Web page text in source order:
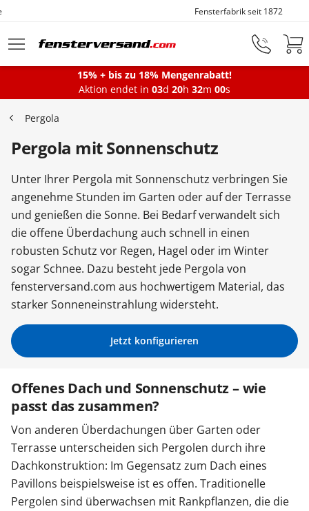
Zum Hauptinhalt springen
Fensterfabrik seit 1872
Montageservice
Fenster
Balkontüren
Terrassentüren
Haustüren
Garagentore
Carports
15% + bis zu 18% Mengenrabatt!
Aktion endet in 03d 20h 31m 59s
Pergola
Pergola mit Sonnenschutz
Unter Ihrer Pergola mit Sonnenschutz verbringen Sie
angenehme Stunden im Garten oder auf der Terrasse
und genießen die Sonne. Bei Bedarf verwandelt sich
die offene Überdachung auch schnell in einen
robusten Schutz vor Regen, Hagel oder im Winter
sogar Schnee. Dazu besteht jede Pergola von
fensterversand.com aus hochwertigem Material, das
starker Sonneneinstrahlung widersteht.
Jetzt konfigurieren
Offenes Dach und Sonnenschutz – wie
passt das zusammen?
Von anderen Überdachungen über Garten oder
Terrasse unterscheiden sich Pergolen durch ihre
Dachkonstruktion: Im Gegensatz zum Dach eines
Pavillons beispielsweise ist es offen. Traditionelle
Pergolen sind überwachsen mit Rankpflanzen, die die